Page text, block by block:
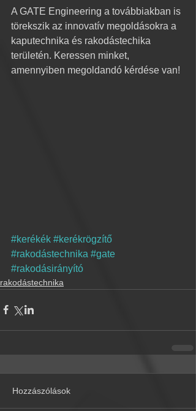
A GATE Engineering a továbbiakban is
törekszik az innovatív megoldásokra a
kaputechnika és rakodástechika
területén. Keressen minket,
amennyiben megoldandó kérdése van!
#kerékék #kerékrögzítő
#rakodástechnika #gate
#rakodásirányító
rakodástechnika
Hozzászólások